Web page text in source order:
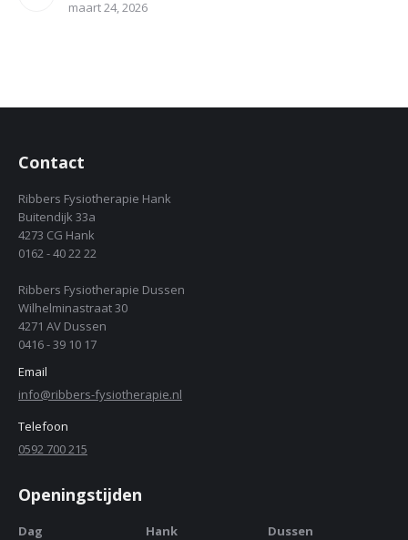
maart 24, 2026
Contact
Ribbers Fysiotherapie Hank
Buitendijk 33a
4273 CG Hank
0162 - 40 22 22
Ribbers Fysiotherapie Dussen
Wilhelminastraat 30
4271 AV Dussen
0416 - 39 10 17
Email
info@ribbers-fysiotherapie.nl
Telefoon
0592 700 215
Openingstijden
Dag Hank
Dussen